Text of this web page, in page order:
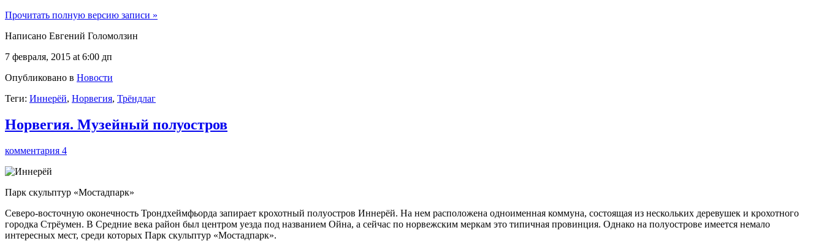
Прочитать полную версию записи »
Написано Евгений Голомолзин
7 февраля, 2015 at 6:00 дп
Опубликовано в Новости
Теги: Иннерёй, Норвегия, Трёндлаг
Норвегия. Музейный полуостров
комментария 4
Парк скульптур «Мостадпарк»
Северо-восточную оконечность Трондхеймфьорда запирает крохотный полуостров Иннерёй. На нем расположена одноименная коммуна, состоящая из нескольких деревушек и крохотного
городка Стрёумен. В Средние века район был центром уезда под названием Ойна, а сейчас по норвежским меркам это типичная провинция. Однако на полуострове имеется немало
интересных мест, среди которых Парк скульптур «Мостадпарк».